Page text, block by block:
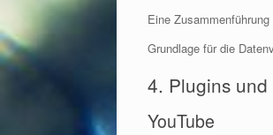
Eine
Grundlage für die
4. Plugins und
YouTube